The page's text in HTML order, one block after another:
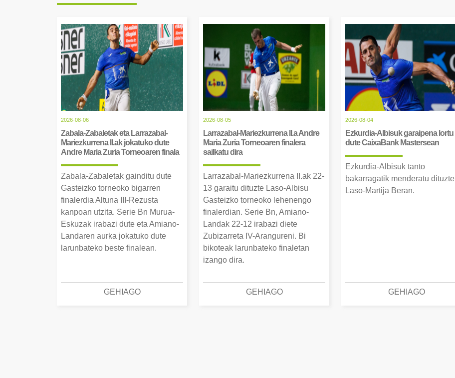
2026-08-06
Zabala-Zabaletak eta Larrazabal-
Mariezkurrena II.ak jokatuko dute
Andre Maria Zuria Torneoaren finala
Zabala-Zabaletak gainditu dute
Gasteizko torneoko bigarren
finalerdia Altuna III-Rezusta
kanpoan utzita. Serie Bn Murua-
Eskuzak irabazi dute eta Amiano-
Landaren aurka jokatuko dute
larunbateko beste finalean.
GEHIAGO
2026-08-05
Larrazabal-Mariezkurrena II.a Andre
Maria Zuria Torneoaren finalera
sailkatu dira
Larrazabal-Mariezkurrena II.ak 22-
13 garaitu dituzte Laso-Albisu
Gasteizko torneoko lehenengo
finalerdian. Serie Bn, Amiano-
Landak 22-12 irabazi diete
Zubizarreta IV-Arangureni. Bi
bikoteak larunbateko finaletan
izango dira.
GEHIAGO
2026-08-04
Ezkurdia-Albisuk garaipena lortu
dute CaixaBank Mastersean
Ezkurdia-Albisuk tanto
bakarragatik menderatu dituzte
Laso-Martija Beran.
GEHIAGO